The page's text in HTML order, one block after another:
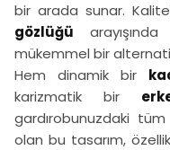
bir arada sunar.
gözlüğü
mükemmel bir
Hem dinamik bir
karizmatik bir
gardırobunuzdaki
olan bu tasarım,